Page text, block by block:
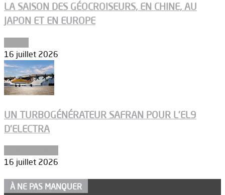
LA SAISON DES GÉOCROISEURS, EN CHINE, AU
JAPON ET EN EUROPE
16 juillet 2026
UN TURBOGÉNÉRATEUR SAFRAN POUR L’EL9
D’ELECTRA
16 juillet 2026
À NE PAS MANQUER